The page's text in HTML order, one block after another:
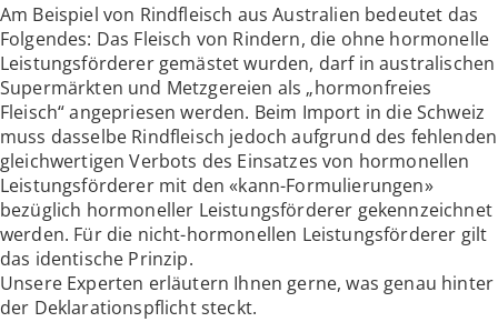
Am Beispiel von Rindfleisch aus Australien bedeutet das
Folgendes: Das Fleisch von Rindern, die ohne hormonelle
Leistungsförderer gemästet wurden, darf in australischen
Supermärkten und Metzgereien als „hormonfreies
Fleisch“ angepriesen werden. Beim Import in die Schweiz
muss dasselbe Rindfleisch jedoch aufgrund des fehlenden
gleichwertigen Verbots des Einsatzes von hormonellen
Leistungsförderer mit den «kann-Formulierungen»
bezüglich hormoneller Leistungsförderer gekennzeichnet
werden. Für die nicht-hormonellen Leistungsförderer gilt
das identische Prinzip.
Unsere Experten erläutern Ihnen gerne, was genau hinter
der Deklarationspflicht steckt.